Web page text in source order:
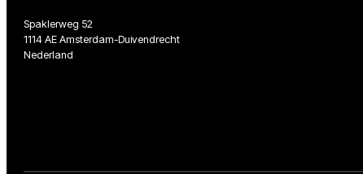
Spaklerweg 52
1114 AE Amsterdam-Duivendrecht
Nederland